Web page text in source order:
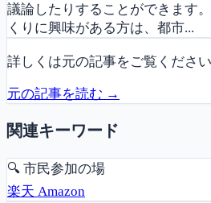
議論したりすることができます
くりに興味がある方は、都市...
詳しくは元の記事をご覧ください
元の記事を読む →
関連キーワード
🔍 市民参加の場
楽天 Amazon